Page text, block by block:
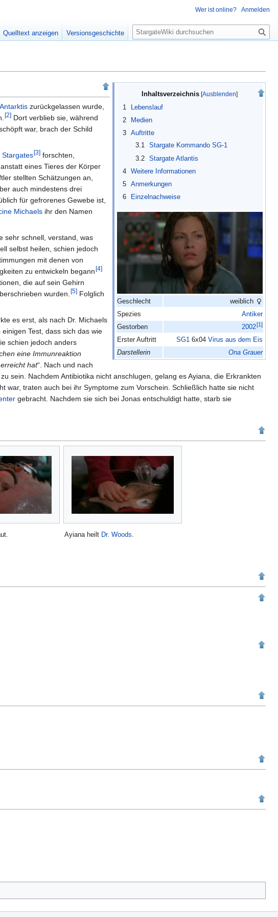
Inhaltsverzeichnis
1
Lebenslauf
2
Medien
3
Auftritte
3.1
Stargate Kommando SG-1
3.2
Stargate Atlantis
4
Weitere Informationen
5
Anmerkungen
6
Einzelnachweise
Geschlecht
weiblich
Spezies
Antiker
Gestorben
2002[1]
Erster Auftritt SG1 6x04 Virus aus dem Eis
Darstellerin
Ona Grauer
Antarktis zurückgelassen wurde,
[2] Dort verblieb sie, während
war, brach der Schild
Stargates[3] forschten,
eines Tieres der Körper
stellten Schätzungen an,
auch mindestens drei
für gefrorenes Gewebe ist,
Michaels ihr den Namen
sehr schnell, verstand, was
selbst heilen, schien jedoch
mit denen von
zu entwickeln begann [4]
die auf sein Gehirn
wurden. [5] Folglich
es erst, als nach Dr. Michaels
Test, dass sich das wie
schien jedoch anders
eine Immunreaktion
hat“. Nach und nach
sein. Nachdem Antibiotika nicht anschlugen, gelang es Ayiana, die Erkrankten
war, traten auch bei ihr Symptome zum Vorschein. Schließlich hatte sie nicht
gebracht. Nachdem sie sich bei Jonas entschuldigt hatte, starb sie
Ayiana heilt Dr. Woods.
Wer ist online? Anmelden
Quelltext anzeigen Versionsgeschichte
S
u
e